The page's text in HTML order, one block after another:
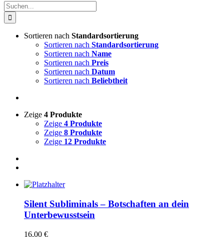
Suche
nach:
Sortieren nach Standardsortierung
Sortieren nach Standardsortierung
Sortieren nach Name
Sortieren nach Preis
Sortieren nach Datum
Sortieren nach Beliebtheit
Zeige 4 Produkte
Zeige 4 Produkte
Zeige 8 Produkte
Zeige 12 Produkte
Silent Subliminals – Botschaften an dein
Unterbewusstsein
16,00 €